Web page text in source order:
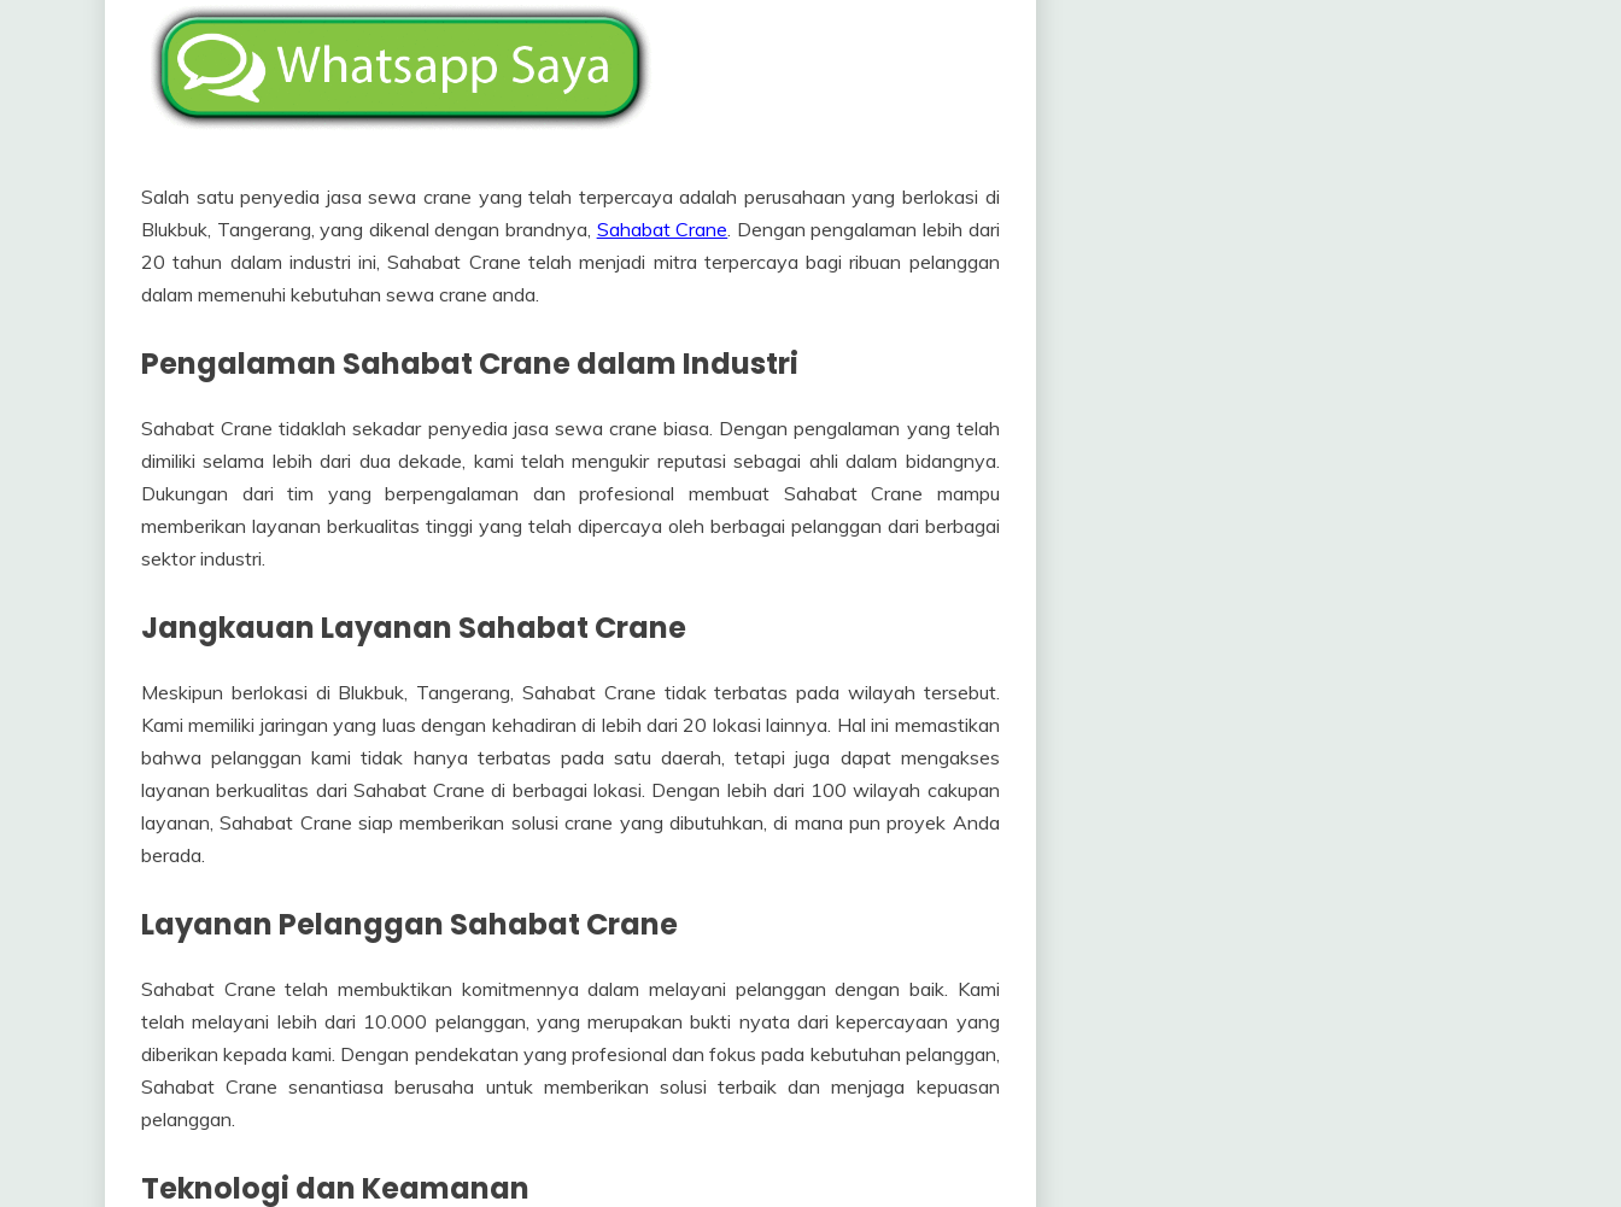
Salah satu penyedia jasa sewa crane yang telah terpercaya adalah perusahaan yang berlokasi di
Blukbuk, Tangerang, yang dikenal dengan brandnya, Sahabat Crane . Dengan pengalaman lebih dari
20 tahun dalam industri ini, Sahabat Crane telah menjadi mitra terpercaya bagi ribuan pelanggan
dalam memenuhi kebutuhan sewa crane anda.
Pengalaman Sahabat Crane dalam Industri
Sahabat Crane tidaklah sekadar penyedia jasa sewa crane biasa. Dengan pengalaman yang telah
dimiliki selama lebih dari dua dekade, kami telah mengukir reputasi sebagai ahli dalam bidangnya.
Dukungan dari tim yang berpengalaman dan profesional membuat Sahabat Crane mampu
memberikan layanan berkualitas tinggi yang telah dipercaya oleh berbagai pelanggan dari berbagai
sektor industri.
Jangkauan Layanan Sahabat Crane
Meskipun berlokasi di Blukbuk, Tangerang, Sahabat Crane tidak terbatas pada wilayah tersebut.
Kami memiliki jaringan yang luas dengan kehadiran di lebih dari 20 lokasi lainnya. Hal ini memastikan
bahwa pelanggan kami tidak hanya terbatas pada satu daerah, tetapi juga dapat mengakses
layanan berkualitas dari Sahabat Crane di berbagai lokasi. Dengan lebih dari 100 wilayah cakupan
layanan, Sahabat Crane siap memberikan solusi crane yang dibutuhkan, di mana pun proyek Anda
berada.
Layanan Pelanggan Sahabat Crane
Sahabat Crane telah membuktikan komitmennya dalam melayani pelanggan dengan baik. Kami
telah melayani lebih dari 10.000 pelanggan, yang merupakan bukti nyata dari kepercayaan yang
diberikan kepada kami. Dengan pendekatan yang profesional dan fokus pada kebutuhan pelanggan,
Sahabat Crane senantiasa berusaha untuk memberikan solusi terbaik dan menjaga kepuasan
pelanggan.
Teknologi dan Keamanan